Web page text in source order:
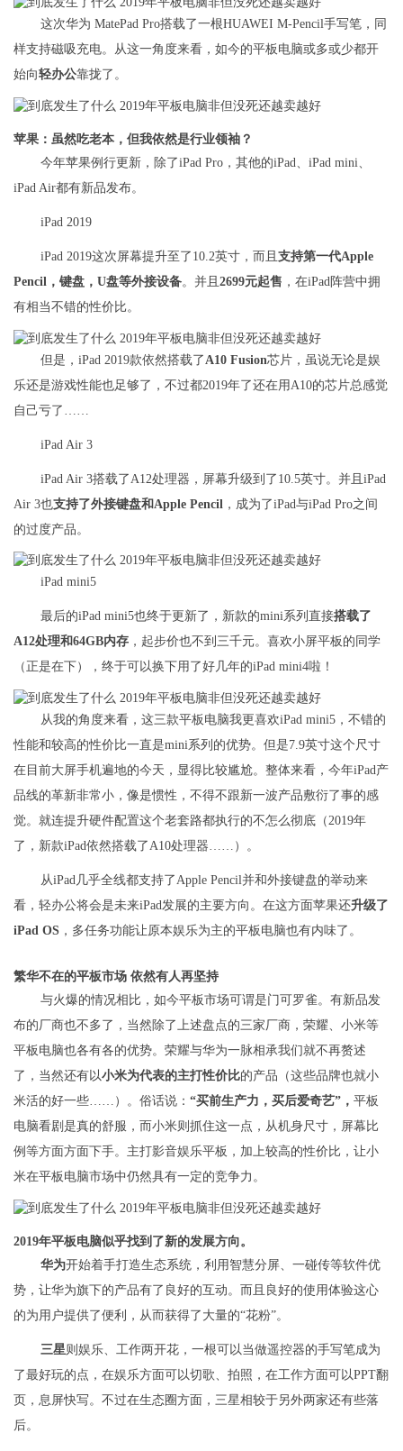
这次华为 MatePad Pro搭载了一根HUAWEI M-Pencil手写笔，同
样支持磁吸充电。从这一角度来看，如今的平板电脑或多或少都开
始向轻办公靠拢了。
苹果：虽然吃老本，但我依然是行业领袖？
今年苹果例行更新，除了iPad Pro，其他的iPad、iPad mini、
iPad Air都有新品发布。
iPad 2019
iPad 2019这次屏幕提升至了10.2英寸，而且 支持第一代Apple
Pencil，键盘，U盘等外接设备。并且 2699元起售 ，在iPad阵营中拥
有相当不错的性价比。
但是，iPad 2019款依然搭载了 A10 Fusion芯片，虽说无论是娱
乐还是游戏性能也足够了，不过都2019年了还在用A10的芯片总感觉
自己亏了……
iPad Air 3
iPad Air 3搭载了A12处理器，屏幕升级到了10.5英寸。并且iPad
Air 3也支持了外接键盘和Apple Pencil ，成为了iPad与iPad Pro之间
的过度产品。
iPad mini5
最后的iPad mini5也终于更新了，新款的mini系列直接搭载了
A12处理和64GB内存 ，起步价也不到三千元。喜欢小屏平板的同学
（正是在下），终于可以换下用了好几年的iPad mini4啦！
从我的角度来看，这三款平板电脑我更喜欢iPad mini5，不错的
性能和较高的性价比一直是mini系列的优势。但是7.9英寸这个尺寸
在目前大屏手机遍地的今天，显得比较尴尬。整体来看，今年iPad产
品线的革新非常小，像是惯性，不得不跟新一波产品敷衍了事的感
觉。就连提升硬件配置这个老套路都执行的不怎么彻底（2019年
了，新款iPad依然搭载了A10处理器……）。
从iPad几乎全线都支持了Apple Pencil并和外接键盘的举动来
看，轻办公将会是未来iPad发展的主要方向。在这方面苹果还升级了
iPad OS ，多任务功能让原本娱乐为主的平板电脑也有内味了。
繁华不在的平板市场 依然有人再坚持
与火爆的情况相比，如今平板市场可谓是门可罗雀。有新品发
布的厂商也不多了，当然除了上述盘点的三家厂商，荣耀、小米等
平板电脑也各有各的优势。荣耀与华为一脉相承我们就不再赘述
了，当然还有以小米为代表的主打性价比的产品（这些品牌也就小
米活的好一些……）。俗话说： “买前生产力，买后爱奇艺”， 平板
电脑看剧是真的舒服，而小米则抓住这一点，从机身尺寸，屏幕比
例等方面方面下手。主打影音娱乐平板，加上较高的性价比，让小
米在平板电脑市场中仍然具有一定的竞争力。
2019年平板电脑似乎找到了新的发展方向。
华为开始着手打造生态系统，利用智慧分屏、一碰传等软件优
势，让华为旗下的产品有了良好的互动。而且良好的使用体验这心
的为用户提供了便利，从而获得了大量的“花粉”。
三星则娱乐、工作两开花，一根可以当做遥控器的手写笔成为
了最好玩的点，在娱乐方面可以切歌、拍照，在工作方面可以PPT翻
页，息屏快写。不过在生态圈方面，三星相较于另外两家还有些落
后。